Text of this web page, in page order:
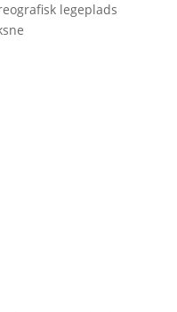
legeplads